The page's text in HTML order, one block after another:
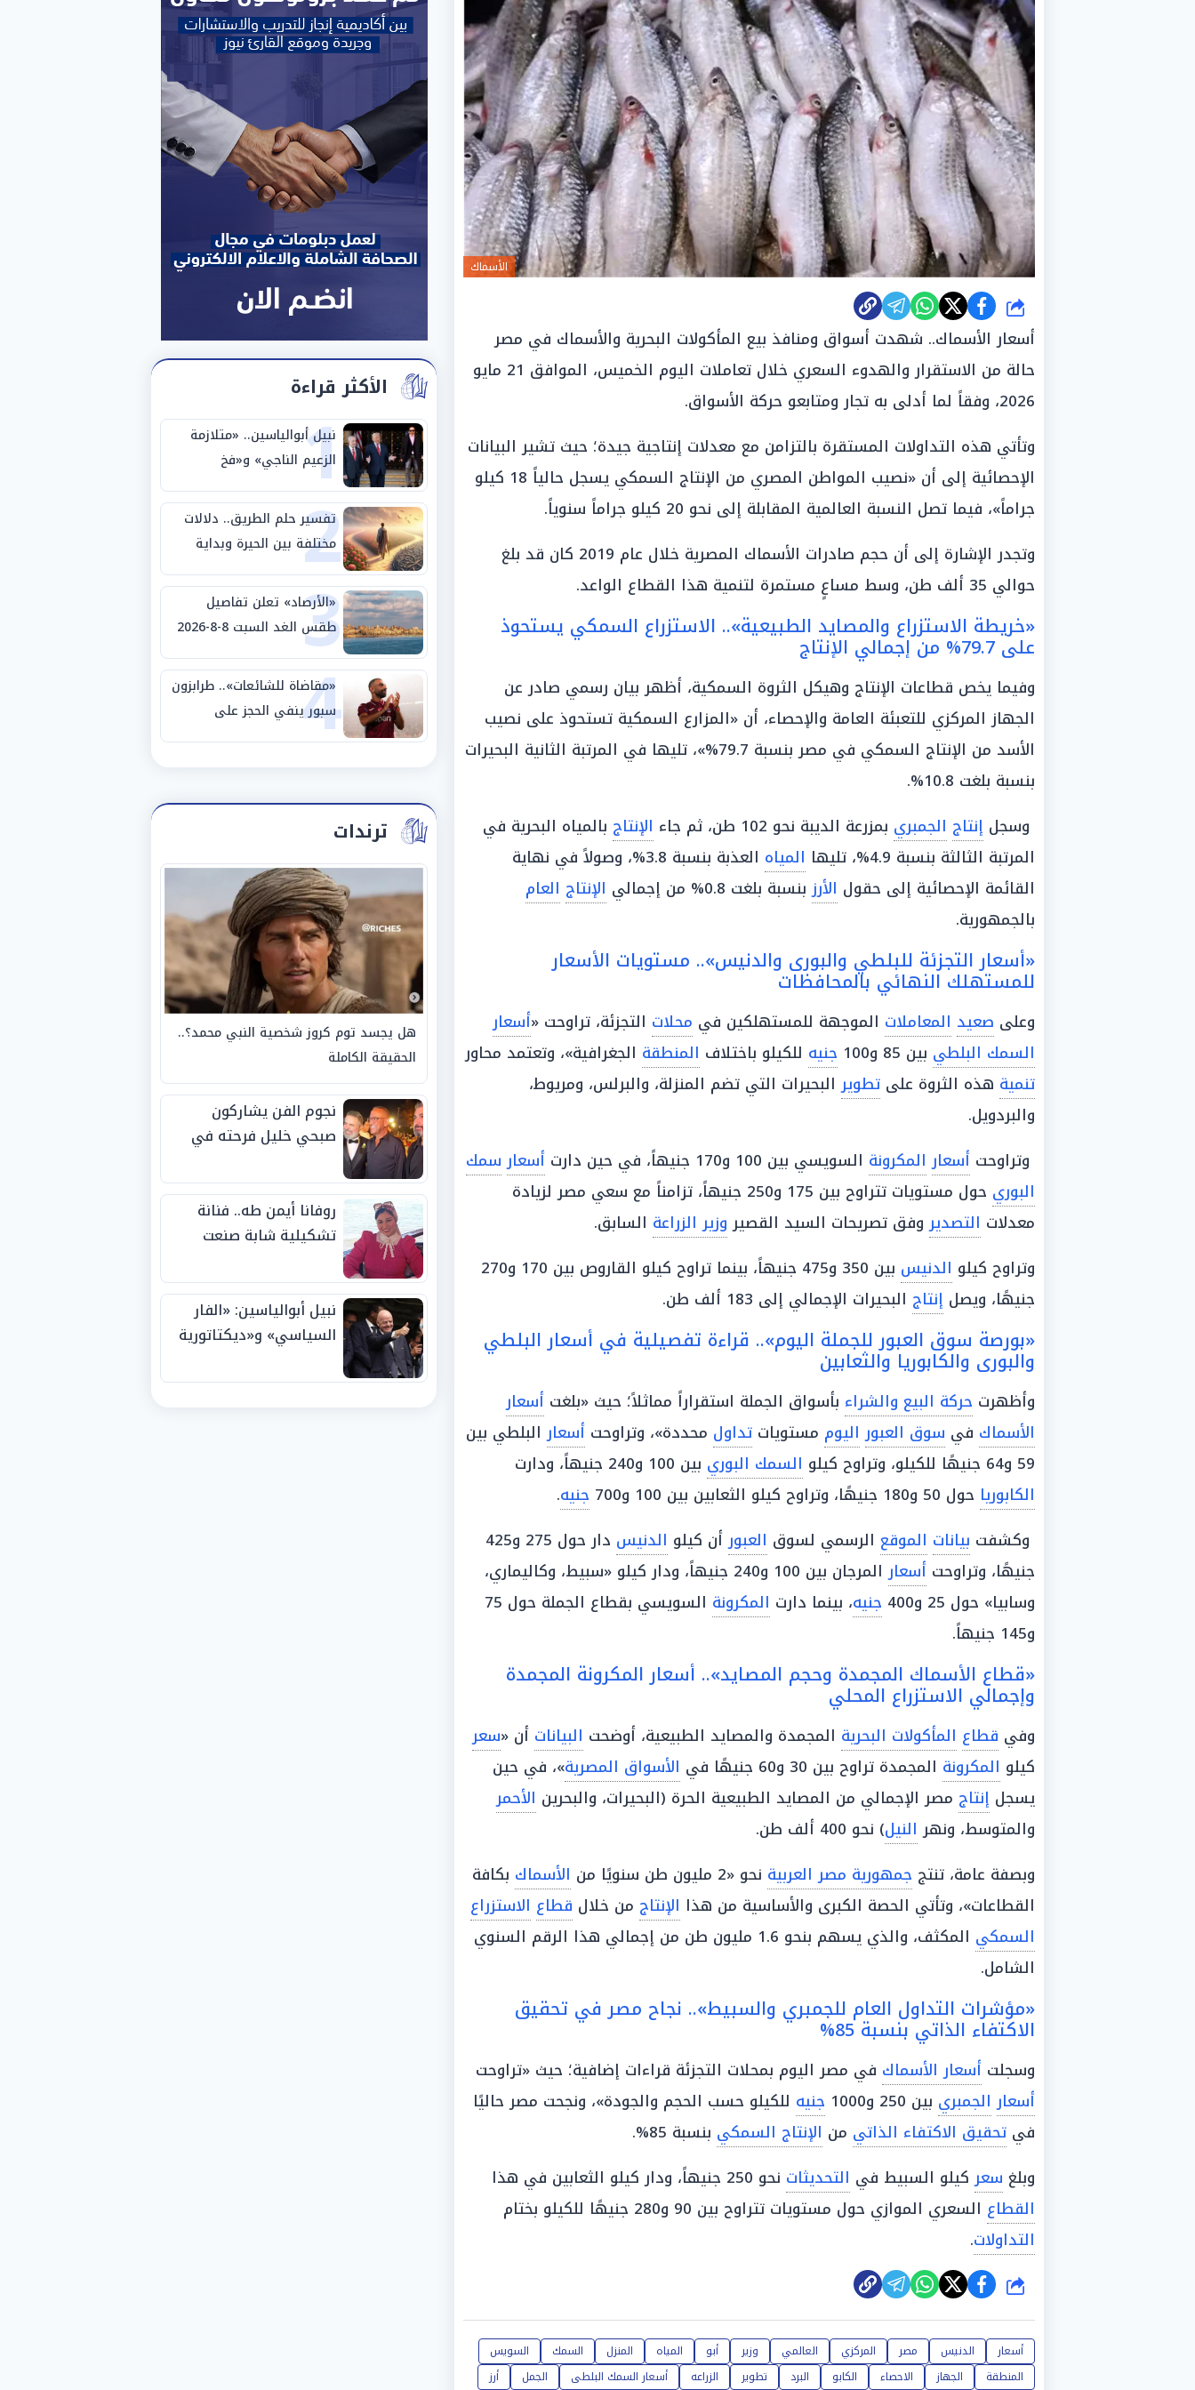
الأسماك
شارك
أسعار الأسماك.. شهدت أسواق ومنافذ بيع المأكولات البحرية والأسماك في مصر
حالة من الاستقرار والهدوء السعري خلال تعاملات اليوم الخميس، الموافق 21 مايو
2026، وفقاً لما أدلى به تجار ومتابعو حركة الأسواق.
وتأتي هذه التداولات المستقرة بالتزامن مع معدلات إنتاجية جيدة؛ حيث تشير البيانات
الإحصائية إلى أن «نصيب المواطن المصري من الإنتاج السمكي يسجل حالياً 18 كيلو
جراماً»، فيما تصل النسبة العالمية المقابلة إلى نحو 20 كيلو جراماً سنوياً.
وتجدر الإشارة إلى أن حجم صادرات الأسماك المصرية خلال عام 2019 كان قد بلغ
حوالي 35 ألف طن، وسط مساعٍ مستمرة لتنمية هذا القطاع الواعد.
«خريطة الاستزراع والمصايد الطبيعية».. الاستزراع السمكي يستحوذ
على 79.7% من إجمالي الإنتاج
وفيما يخص قطاعات الإنتاج وهيكل الثروة السمكية، أظهر بيان رسمي صادر عن
الجهاز المركزي للتعبئة العامة والإحصاء، أن «المزارع السمكية تستحوذ على نصيب
الأسد من الإنتاج السمكي في مصر بنسبة 79.7%»، تليها في المرتبة الثانية البحيرات
بنسبة بلغت 10.8%.
وسجل إنتاج الجمبري بمزرعة الديبة نحو 102 طن، ثم جاء الإنتاج بالمياه البحرية في
المرتبة الثالثة بنسبة 4.9%، تليها
المياه
العذبة بنسبة 3.8%، وصولاً في نهاية
القائمة الإحصائية إلى حقول الأرزبنسبة بلغت 0.8% من إجمالي الإنتاج العام
بالجمهورية.
«أسعار التجزئة للبلطي والبورى والدنيس».. مستويات الأسعار
للمستهلك النهائي بالمحافظات
وعلى صعيد المعاملات الموجهة للمستهلكين في محلات التجزئة، تراوحت «أسعار
السمك البلطي بين 85 و100 جنيه للكيلو باختلاف المنطقة الجغرافية»، وتعتمد محاور
تنمية هذه الثروة على تطويرالبحيرات التي تضم المنزلة، والبرلس، ومريوط،
والبردويل.
وتراوحت أسعار المكرونة السويسي بين 100 و170 جنيهاً، في حين دارت أسعار سمك
البوري
حول مستويات تتراوح بين 175 و250 جنيهاً، تزامناً مع سعي مصر لزيادة
معدلات التصديروفق تصريحات السيد القصيروزير الزراعة السابق.
وتراوح كيلو الدنيس
بين 350 و475 جنيهاً، بينما تراوح كيلو القاروص بين 170 و270
جنيهًا، ويصل إنتاج البحيرات الإجمالي إلى 183 ألف طن.
«بورصة سوق العبور للجملة اليوم».. قراءة تفصيلية في أسعار البلطي
والبورى والكابوريا والثعابين
وأظهرت حركة البيع والشراء بأسواق الجملة استقراراً مماثلاً؛ حيث «بلغت أسعار
الأسماك في سوق العبور اليوم مستويات تداول محددة»، وتراوحت أسعارالبلطي بين
59 و64 جنيهًا للكيلو، وتراوح كيلو
السمك البوري بين 100 و240 جنيهاً، ودارت
الكابوريا حول 50 و180 جنيهًا، وتراوح كيلو الثعابين بين 100 و700 جنيه.
وكشفت بيانات الموقع الرسمي لسوق العبورأن كيلو الدنيس
دار حول 275 و425
جنيهًا، وتراوحت أسعار
المرجان بين 100 و240 جنيهاً، ودار كيلو «سبيط، وكاليماري،
وسابيا» حول 25 و400
جنيه، بينما دارت المكرونة
السويسي بقطاع الجملة حول 75
و145 جنيهاً.
«قطاع الأسماك المجمدة وحجم المصايد».. أسعار المكرونة المجمدة
وإجمالي الاستزراع المحلي
وفي قطاع المأكولات البحرية المجمدة والمصايد الطبيعية، أوضحت البيانات أن «سعر
كيلو المكرونة المجمدة تراوح بين 30 و60 جنيهًا في الأسواق المصرية»، في حين
يسجل إنتاج مصر الإجمالي من المصايد الطبيعية الحرة (البحيرات، والبحرين الأحمر
والمتوسط، ونهر النيل) نحو 400 ألف طن.
وبصفة عامة، تنتج جمهورية مصر العربية نحو «2 مليون طن سنويًا من الأسماك بكافة
القطاعات»، وتأتي الحصة الكبرى والأساسية من هذا الإنتاج من خلال قطاع الاستزراع
السمكي
المكثف، والذي يسهم بنحو 1.6 مليون طن من إجمالي هذا الرقم السنوي
الشامل.
«مؤشرات التداول العام للجمبري والسبيط».. نجاح مصر في تحقيق
الاكتفاء الذاتي بنسبة 85%
وسجلت أسعار الأسماك في مصر اليوم بمحلات التجزئة قراءات إضافية؛ حيث «تراوحت
أسعار الجمبري بين 250 و1000 جنيه للكيلو حسب الحجم والجودة»، ونجحت مصر حاليًا
في تحقيق الاكتفاء الذاتي من الإنتاج السمكي بنسبة 85%.
وبلغ سعركيلو السبيط في التحديثات نحو 250 جنيهاً، ودار كيلو الثعابين في هذا
القطاع السعري الموازي حول مستويات تتراوح بين 90 و280 جنيهًا للكيلو بختام
التداولات.
شارك
أسعار الدنيس مصر المركزي العالمي وزير أبو المياه المنزل السمك
السويس
المنطقة
الجهاز الاحصاء الكابو البرد تطوير الزراعه أسعار السمك البلطى الجمل أرز
الأكثر قراءة
1
نبيل أبوالياسين.. «متلازمة
الزعيم الناجي» و«فخ
الشرعية المزدوجة» وترامب
ينأى بنفسه وحليفه في
«ميتم استراتيجي»
2
تفسير حلم الطريق.. دلالات
مختلفة بين الحيرة وبداية
مرحلة جديدة
3
«الأرصاد» تعلن تفاصيل
طقس الغد السبت 8-8-2026
والظواهر الجوية
4
«مقاضاة للشائعات».. طرابزون
سبور ينفي الحجز على
مستحقات محمد صلاح
ترندات
هل يجسد توم كروز شخصية النبي محمد؟..
الحقيقة الكاملة
نجوم الفن يشاركون
صبحي خليل فرحته في
روفانا أيمن طه.. فنانة
تشكيلية شابة صنعت
الجوائز منذ الصغر
نبيل أبوالياسين: «الفار
السياسي» و«ديكتاتورية
الفيفا».. وإقالة